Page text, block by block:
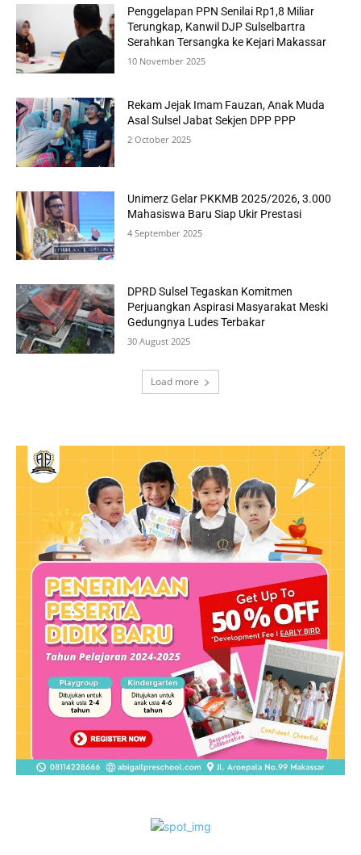
Penggelapan PPN Senilai Rp1,8 Miliar
Terungkap, Kanwil DJP Sulselbartra
Serahkan Tersangka ke Kejari Makassar
10 November 2025
Rekam Jejak Imam Fauzan, Anak Muda
Asal Sulsel Jabat Sekjen DPP PPP
2 October 2025
Unimerz Gelar PKKMB 2025/2026, 3.000
Mahasiswa Baru Siap Ukir Prestasi
4 September 2025
DPRD Sulsel Tegaskan Komitmen
Perjuangkan Aspirasi Masyarakat Meski
Gedungnya Ludes Terbakar
30 August 2025
Load more